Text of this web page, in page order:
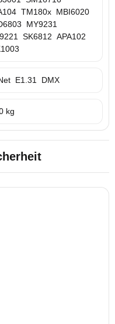
TM180x MBI6020
MY9231
SK6812 APA102
E1.31 DMX
kg